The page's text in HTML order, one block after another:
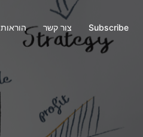
הוראות צור קשר Subscribe